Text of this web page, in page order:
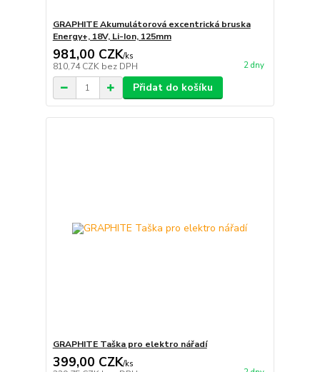
GRAPHITE Akumulátorová excentrická bruska
Energy+, 18V, Li-Ion, 125mm
981,00 CZK/ks
810,74 CZK bez DPH 2 dny
Přidat do košíku
GRAPHITE Taška pro elektro nářadí
399,00 CZK/ks